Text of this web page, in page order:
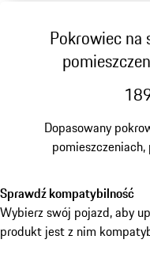
Pokrowiec na
Dopasowany
Sprawdź kompatybilność
Wybierz swój pojazd, aby
produkt jest z nim